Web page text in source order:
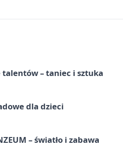
talentów – taniec i sztuka
dla dzieci
– światło i zabawa